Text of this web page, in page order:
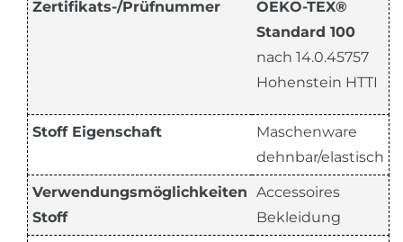
Zertifikats-/Prüfnummer
OEKO-TEX®
Standard 100
nach 14.0.45757
Hohenstein HTTI
Stoff Eigenschaft
Maschenware
dehnbar/elastisch
Verwendungsmöglichkeiten
Stoff
Accessoires
Bekleidung